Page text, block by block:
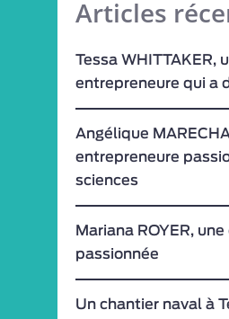
Articles
Tessa WHITTAKER,
entrepreneure qui a
Angélique
entrepreneure
sciences
Mariana ROYER,
passionnée
Un chantier naval à